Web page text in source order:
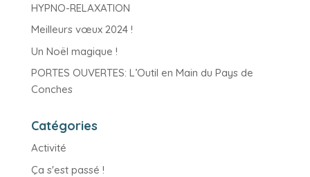
HYPNO-RELAXATION
Meilleurs vœux 2024 !
Un Noël magique !
PORTES OUVERTES: L’Outil en Main du Pays de
Conches
Catégories
Activité
Ça s'est passé !